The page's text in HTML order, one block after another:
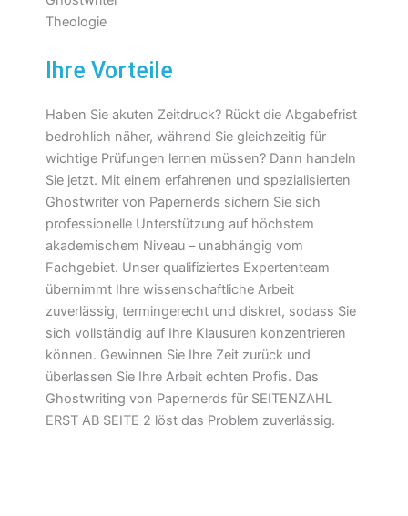
Ihre Vorteile
Haben Sie akuten Zeitdruck? Rückt die Abgabefrist
bedrohlich näher, während Sie gleichzeitig für
wichtige Prüfungen lernen müssen? Dann handeln
Sie jetzt. Mit einem erfahrenen und spezialisierten
Ghostwriter von Papernerds sichern Sie sich
professionelle Unterstützung auf höchstem
akademischem Niveau – unabhängig vom
Fachgebiet. Unser qualifiziertes Expertenteam
übernimmt Ihre wissenschaftliche Arbeit
zuverlässig, termingerecht und diskret, sodass Sie
sich vollständig auf Ihre Klausuren konzentrieren
können. Gewinnen Sie Ihre Zeit zurück und
überlassen Sie Ihre Arbeit echten Profis. Das
Ghostwriting von Papernerds für SEITENZAHL
ERST AB SEITE 2 löst das Problem zuverlässig.